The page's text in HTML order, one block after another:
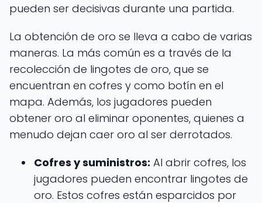
pueden ser decisivas durante una partida.
La obtención de oro se lleva a cabo de varias
maneras. La más común es a través de la
recolección de lingotes de oro, que se
encuentran en cofres y como botín en el
mapa. Además, los jugadores pueden
obtener oro al eliminar oponentes, quienes a
menudo dejan caer oro al ser derrotados.
Cofres y suministros: Al abrir cofres, los
jugadores pueden encontrar lingotes de
oro. Estos cofres están esparcidos por